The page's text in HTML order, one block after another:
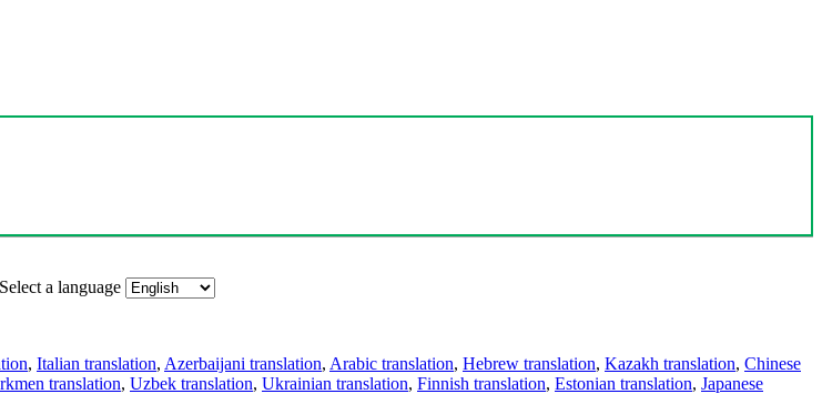
Select a language
, Italian translation, Azerbaijani translation, Arabic translation, Hebrew translation, Kazakh translation, Chinese
translation, Uzbek translation, Ukrainian translation, Finnish translation, Estonian translation, Japanese